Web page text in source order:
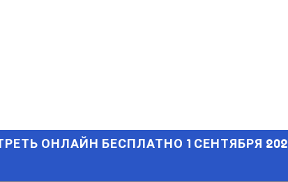
ОНЛАЙН БЕСПЛАТНО 1 СЕНТЯБРЯ 2021 (ПРЯМАЯ
ОНЛАЙН БЕСПЛАТНО 1 СЕНТЯБРЯ